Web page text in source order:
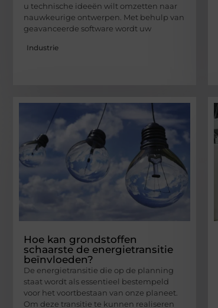
u technische ideeën wilt omzetten naar
nauwkeurige ontwerpen. Met behulp van
geavanceerde software wordt uw
Industrie
Hoe kan grondstoffen
schaarste de energietransitie
beïnvloeden?
De energietransitie die op de planning
staat wordt als essentieel bestempeld
voor het voortbestaan van onze planeet.
Om deze transitie te kunnen realiseren